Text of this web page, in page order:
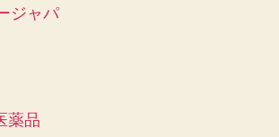
ジャパ
薬品